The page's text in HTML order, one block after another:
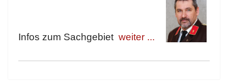
Infos zum Sachgebiet weiter ...